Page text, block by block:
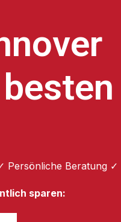
Persönliche Beratung ✓
sparen: